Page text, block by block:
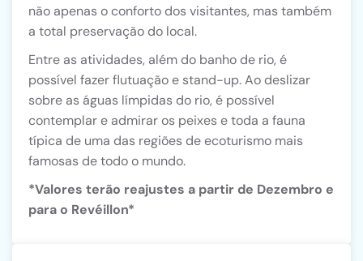
não apenas o conforto dos visitantes, mas também
a total preservação do local.
Entre as atividades, além do banho de rio, é
possível fazer flutuação e stand-up. Ao deslizar
sobre as águas límpidas do rio, é possível
contemplar e admirar os peixes e toda a fauna
típica de uma das regiões de ecoturismo mais
famosas de todo o mundo.
*Valores terão reajustes a partir de Dezembro e
para o Revéillon*